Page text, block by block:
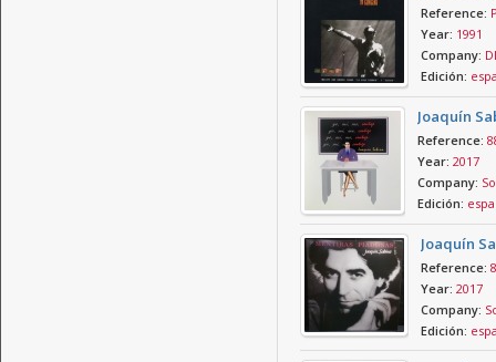
Reference:
Year: 1991
Company:
Edición:
Joaquín
Reference:
Year: 2017
Company:
Edición:
Joaquín
Reference:
Year: 2017
Company:
Edición: